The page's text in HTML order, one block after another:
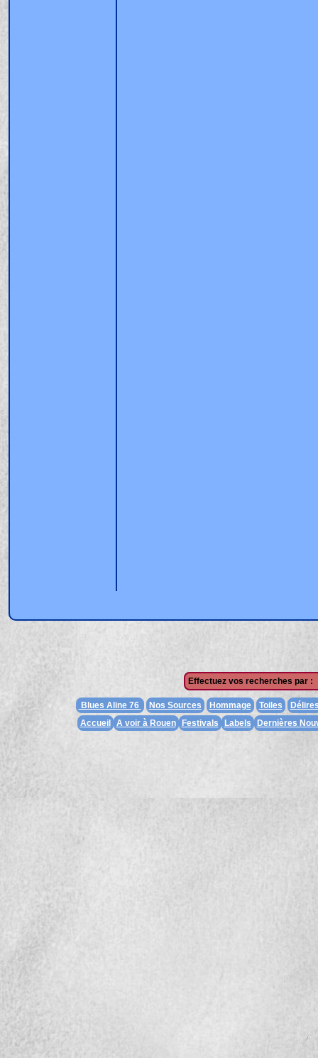
Effectuez vos recherches par :
Blues Aline 76 Nos Sources Hommage Toiles
Accueil
A voir à Rouen Festivals Labels Dernières